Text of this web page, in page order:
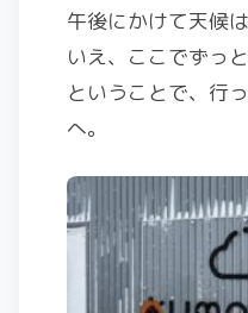
午後にかけて天候
いえ、ここでずっ
ということで、行
へ。